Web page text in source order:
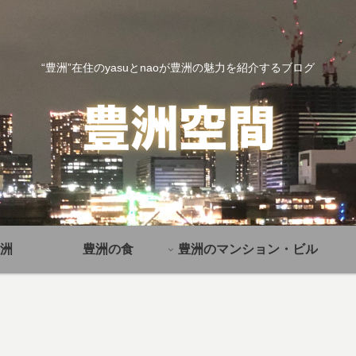
“豊洲”在住のyasuとnaoが豊洲の魅力を紹介するブログ
豊洲の食 豊洲のマンション・ビル